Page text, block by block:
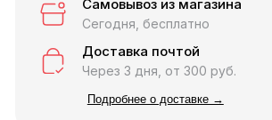
Самовывоз из магазина
Сегодня, бесплатно
Доставка почтой
Через 3 дня, от 300 руб.
Подробнее о доставке →